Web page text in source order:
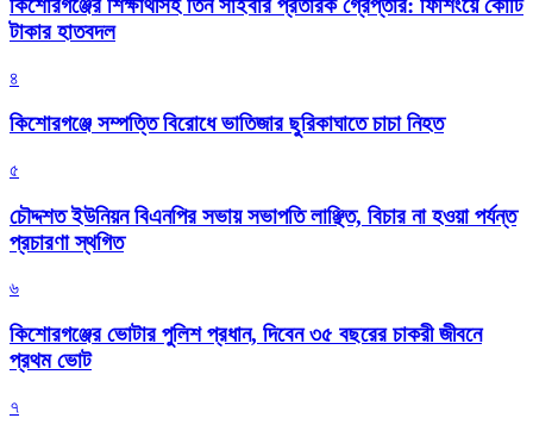
কিশোরগঞ্জের শিক্ষার্থীসহ তিন সাইবার প্রতারক গ্রেপ্তার: ফিশিংয়ে কোটি
টাকার হাতবদল
৪
কিশোরগঞ্জে সম্পত্তি বিরোধে ভাতিজার ছুরিকাঘাতে চাচা নিহত
৫
চৌদ্দশত ইউনিয়ন বিএনপির সভায় সভাপতি লাঞ্ছিত, বিচার না হওয়া পর্যন্ত
প্রচারণা স্থগিত
৬
কিশোরগঞ্জের ভোটার পুলিশ প্রধান, দিবেন ৩৫ বছরের চাকরী জীবনে
প্রথম ভোট
৭